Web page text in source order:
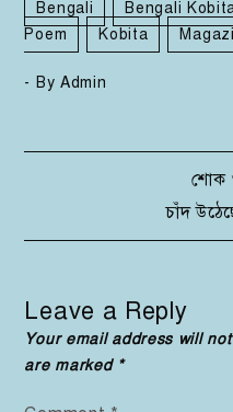
Bengali Bengali
Poem
Kobita
- By Admin
শোক
চাঁদ
Leave a Reply
Your email address will
are marked *